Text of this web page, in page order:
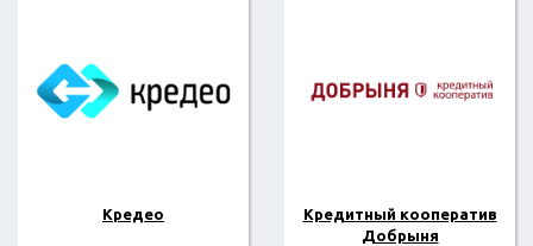
Кредео
Кредитный кооператив
Добрыня